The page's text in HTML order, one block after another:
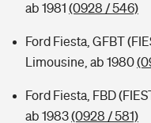
Sie haben Fragen?
ab 1981 (0928 / 546)
Ford Fiesta, GFBT
Limousine, ab 1980
Ford Fiesta, FBD
ab 1983(0928 / 581)